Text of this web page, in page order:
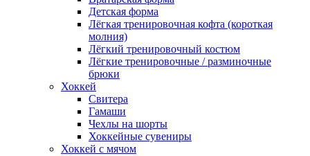
Детская форма
Лёгкая тренировочная кофта (короткая
молния)
Лёгкий тренировочный костюм
Лёгкие тренировочные / разминочные
брюки
Хоккей
Свитера
Гамаши
Чехлы на шорты
Хоккейные сувениры
Хоккей с мячом